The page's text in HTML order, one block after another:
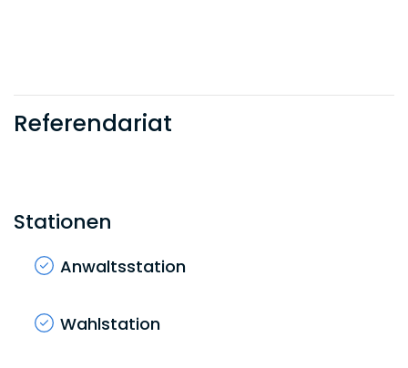
Referendariat
Stationen
Anwaltsstation
Wahlstation